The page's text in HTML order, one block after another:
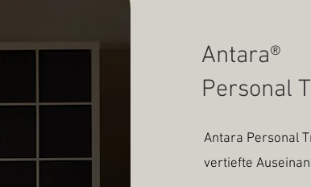
Antara®
Personal
Antara Personal
vertiefte